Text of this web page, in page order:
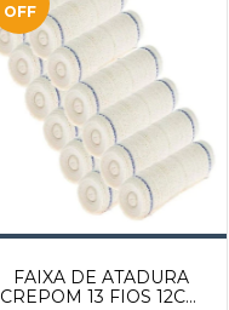
OFF
FAIXA DE ATADURA
CREPOM 13 FIOS 12CM